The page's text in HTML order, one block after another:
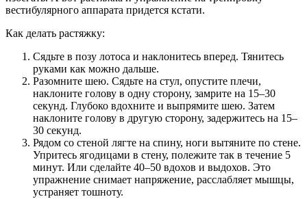
вестибулярного аппарата придется кстати.
Как делать растяжку:
Сядьте в позу лотоса и наклонитесь вперед. Тянитесь
руками как можно дальше.
Разомните шею. Сядьте на стул, опустите плечи,
наклоните голову в одну сторону, замрите на 15–30
секунд. Глубоко вдохните и выпрямите шею. Затем
наклоните голову в другую сторону, задержитесь на 15–
30 секунд.
Рядом со стеной лягте на спину, ноги вытяните по стене.
Упритесь ягодицами в стену, полежите так в течение 5
минут. Или сделайте 40–50 вдохов и выдохов. Это
упражнение снимает напряжение, расслабляет мышцы,
устраняет тошноту.